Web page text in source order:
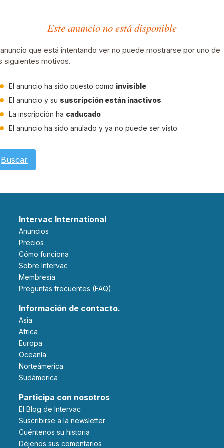
Este anuncio no está disponible
que está intentando ver no puede mostrarse por uno de
siguientes motivos.
El anuncio ha sido puesto como invisible.
El anuncio y su suscripción están inactivos
La inscripción ha caducado
El anuncio ha sido anulado y ya no puede ser visto.
Buscar
Intervac International
Anuncios
Precios
Cómo funciona
Sobre Intervac
Membresía
Preguntas frecuentes (FAQ)
Información de contacto.
Asia
Africa
Europa
Oceanía
Norteámerica
Sudámerica
Participa con nosotros
El Blog de Intervac
Suscribirse a la newsletter
Cuéntenos su historia
Déjenos sus comentarios